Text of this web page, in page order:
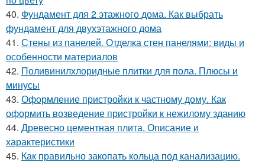
40. Фундамент для 2 этажного дома. Как выбрать
фундамент для двухэтажного дома
41. Стены из панелей. Отделка стен панелями: виды и
особенности материалов
42. Поливинилхлоридные плитки для пола. Плюсы и
минусы
43. Оформление пристройки к частному дому. Как
оформить возведение пристройки к нежилому зданию
44. Древесно цементная плита. Описание и
характеристики
45. Как правильно закопать кольца под канализацию.